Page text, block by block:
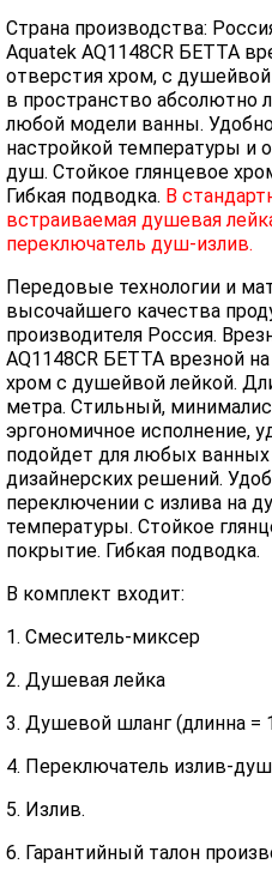
Страна производства:
Aquatek AQ1148CR БЕТТА
отверстия хром, с
в пространство абсолютно
любой модели ванны.
настройкой температуры и
душ. Стойкое глянцевое
Гибкая подводка. В
встраиваемая душевая
переключатель душ-излив.
Передовые технологии и
высочайшего качества
производителя Россия.
AQ1148CR БЕТТА врезной
хром с душейвой лейкой.
метра. Стильный,
эргономичное исполнение,
подойдет для любых
дизайнерских решений.
переключении с излива на
температуры. Стойкое
покрытие. Гибкая подводка.
В комплект входит:
1. Смеситель-миксер
2. Душевая лейка
3. Душевой шланг (длинна =
4. Переключатель излив-
5. Излив.
6. Гарантийный талон